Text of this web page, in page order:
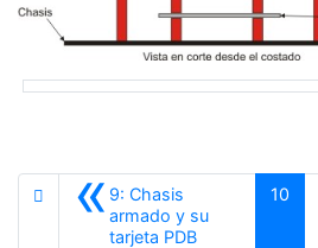
«9: Chasis
armado y su
tarjeta PDBAnterior
10